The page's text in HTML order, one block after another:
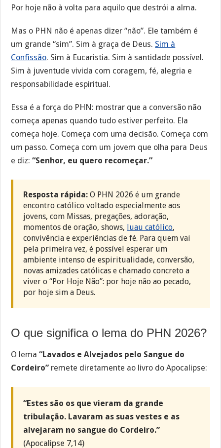
Por hoje não à volta para aquilo que destrói a alma.
Mas o PHN não é apenas dizer “não”. Ele também é
um grande “sim”. Sim à graça de Deus. Sim à
Confissão. Sim à Eucaristia. Sim à santidade possível.
Sim à juventude vivida com coragem, fé, alegria e
responsabilidade espiritual.
Essa é a força do PHN: mostrar que a conversão não
começa apenas quando tudo estiver perfeito. Ela
começa hoje. Começa com uma decisão. Começa com
um passo. Começa com um jovem que olha para Deus
e diz:“Senhor, eu quero recomeçar.”
Resposta rápida: O PHN 2026 é um grande
encontro católico voltado especialmente aos
jovens, com Missas, pregações, adoração,
momentos de oração, shows, luau católico,
convivência e experiências de fé. Para quem vai
pela primeira vez, é possível esperar um
ambiente intenso de espiritualidade, conversão,
novas amizades católicas e chamado concreto a
viver o “Por Hoje Não”: por hoje não ao pecado,
por hoje sim a Deus.
O que significa o lema do PHN 2026?
O lema“Lavados e Alvejados pelo Sangue do
Cordeiro” remete diretamente ao livro do Apocalipse:
“Estes são os que vieram da grande
tribulação. Lavaram as suas vestes e as
alvejaram no sangue do Cordeiro.”
(Apocalipse 7,14)